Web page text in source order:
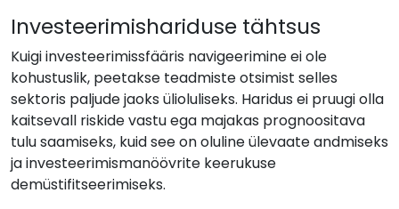
Investeerimishariduse tähtsus
Kuigi investeerimissfääris navigeerimine ei ole
kohustuslik, peetakse teadmiste otsimist selles
sektoris paljude jaoks ülioluliseks. Haridus ei pruugi olla
kaitsevall riskide vastu ega majakas prognoositava
tulu saamiseks, kuid see on oluline ülevaate andmiseks
ja investeerimismanöövrite keerukuse
demüstifitseerimiseks.